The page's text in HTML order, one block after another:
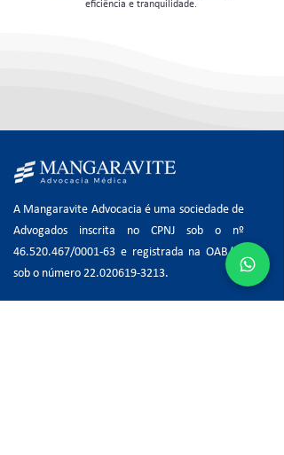
eficiência e tranquilidade.
A Mangaravite Advocacia é uma sociedade de
Advogados inscrita no CPNJ sob o nº
46.520.467/0001-63 e registrada na OAB/ES
sob o número 22.020619-3213.